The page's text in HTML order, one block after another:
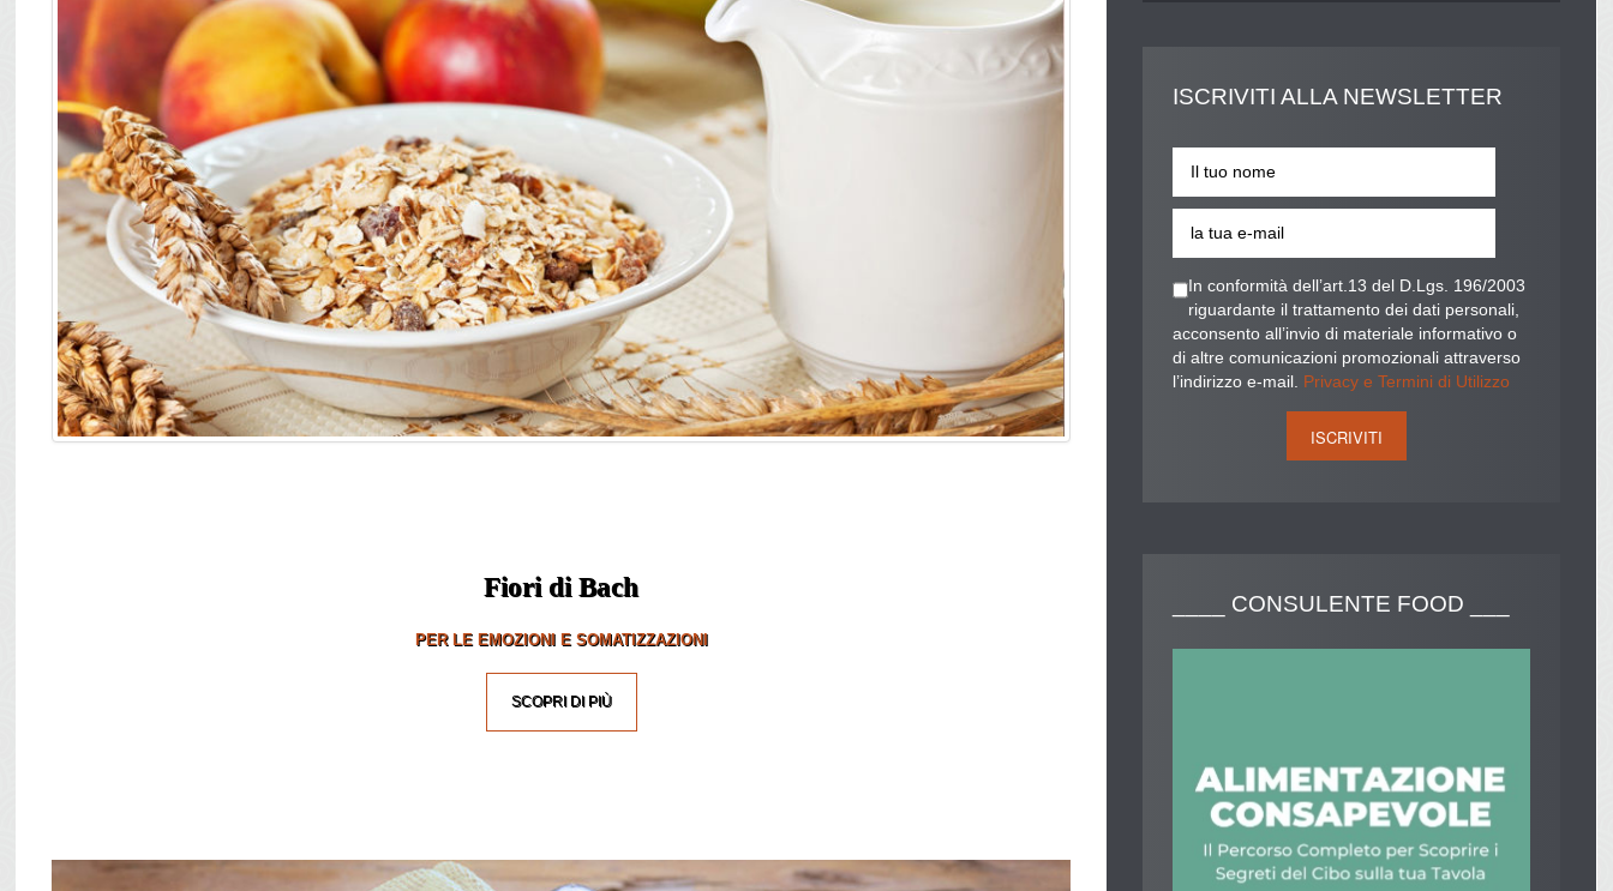
Fiori di Bach
PER LE EMOZIONI E SOMATIZZAZIONI
SCOPRI DI PIÙ
ISCRIVITIALLA NEWSLETTER
In conformità dell’art.13 del D.Lgs. 196/2003
riguardante il trattamento dei dati personali,
acconsento all’invio di materiale informativo o
di altre comunicazioni promozionali attraverso
l’indirizzo e-mail. Privacy e Termini di Utilizzo
CONSULENTE FOOD ___